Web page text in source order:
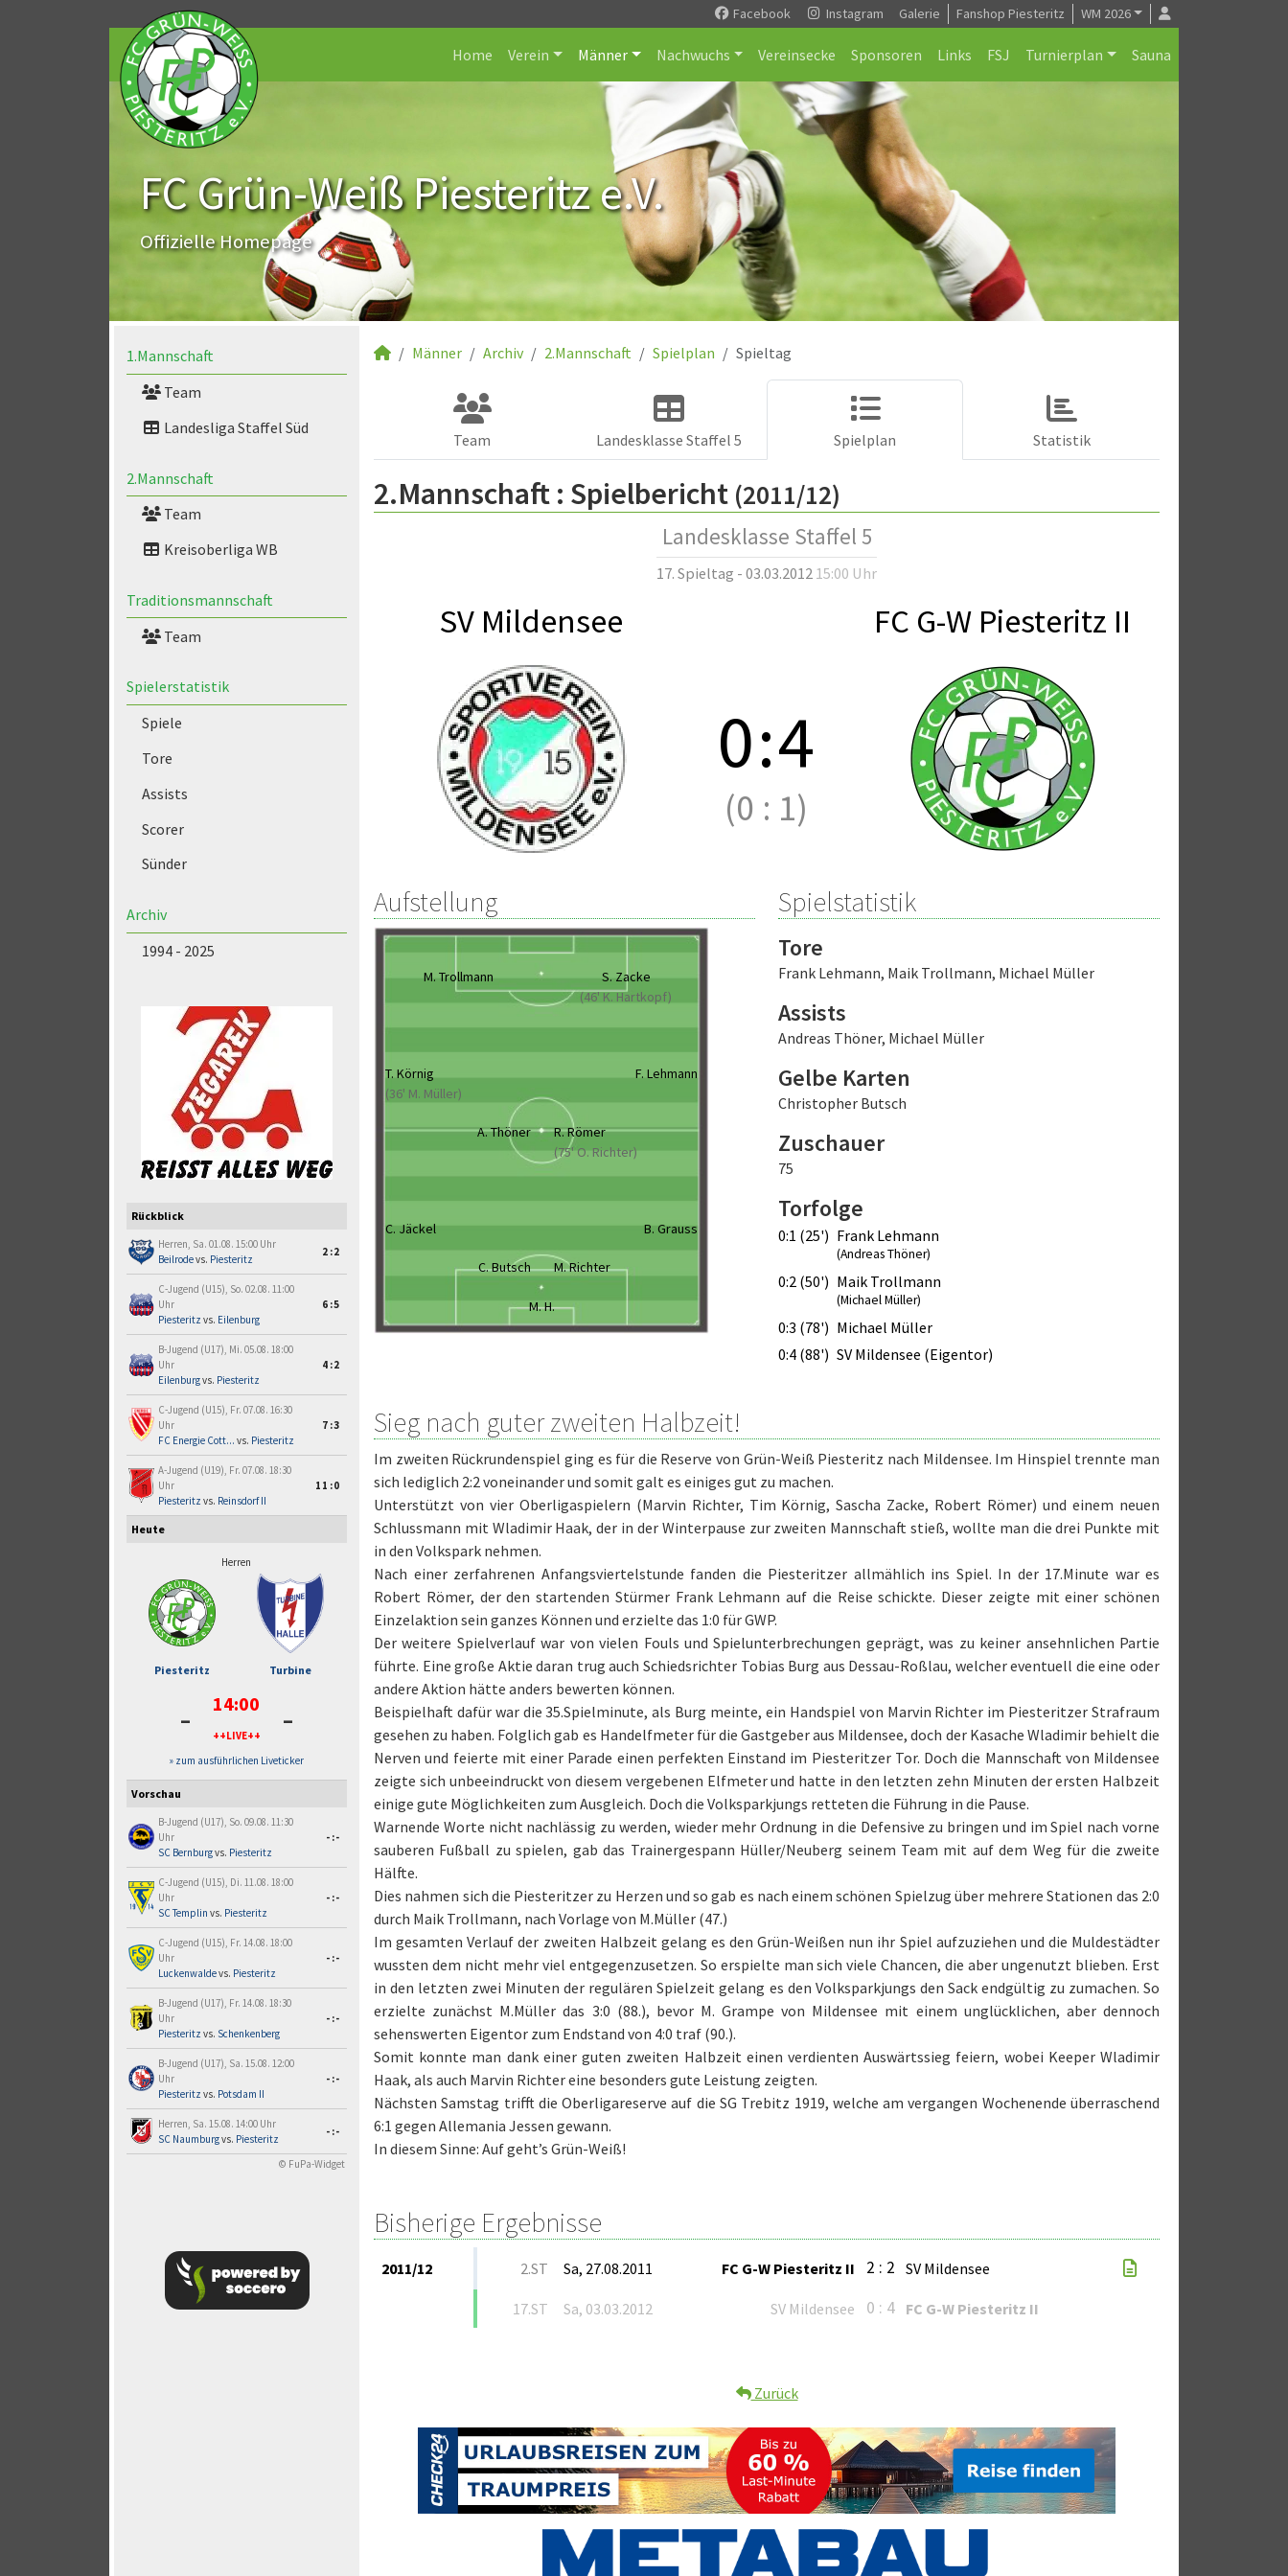
Facebook Instagram Galerie Fanshop Piesteritz WM 2026
Home Verein Männer Nachwuchs Vereinsecke Sponsoren Links FSJ Turnierplan Sauna
FC Grün-Weiß Piesteritz e.V.
Offizielle Homepage
1.Mannschaft
Team
Landesliga Staffel Süd
2.Mannschaft
Team
Kreisoberliga WB
Traditionsmannschaft
Team
Spielerstatistik
Spiele
Tore
Assists
Scorer
Sünder
Archiv
1994 - 2025
Rückblick
Herren, Sa. 01.08. 15:00 Uhr
Beilrodevs. Piesteritz
2:2
C-Jugend (U15), So. 02.08. 11:00
Uhr
Piesteritz vs. Eilenburg
6:5
B-Jugend (U17), Mi. 05.08. 18:00
Uhr
Eilenburgvs. Piesteritz
4:2
C-Jugend (U15), Fr. 07.08. 16:30
Uhr
FC Energie Cott... vs. Piesteritz
7:3
A-Jugend (U19), Fr. 07.08. 18:30
Uhr
Piesteritz vs. Reinsdorf II
11:0
Heute
Herren
Piesteritz Turbine
- 14:00
++LIVE++ -
» zum ausführlichen Liveticker
Vorschau
B-Jugend (U17), So. 09.08. 11:30
Uhr
SC Bernburgvs. Piesteritz
-:-
C-Jugend (U15), Di. 11.08. 18:00
Uhr
SC Templin vs. Piesteritz
-:-
C-Jugend (U15), Fr. 14.08. 18:00
Uhr
Luckenwaldevs. Piesteritz
-:-
B-Jugend (U17), Fr. 14.08. 18:30
Uhr
Piesteritz vs. Schenkenberg
-:-
B-Jugend (U17), Sa. 15.08. 12:00
Uhr
Piesteritz vs. Potsdam II
-:-
Herren, Sa. 15.08. 14:00 Uhr
SC Naumburgvs. Piesteritz
-:-
© FuPa-Widget
Männer Archiv 2.Mannschaft Spielplan Spieltag
Team Landesklasse Staffel 5 Spielplan Statistik
2.Mannschaft : Spielbericht (2011/12)
Landesklasse Staffel 5
17. Spieltag - 03.03.2012 15:00 Uhr
SV Mildensee FC G-W Piesteritz II
0:4
(0 : 1)
Aufstellung
M. Trollmann
S. Zacke
(46' K. Hartkopf)
T. Körnig
(36' M. Müller)
F. Lehmann
A. Thöner
R. Römer
(75' O. Richter)
C. Jäckel B. Grauss
C. Butsch M. Richter
M. H.
Spielstatistik
Tore
Frank Lehmann, Maik Trollmann, Michael Müller
Assists
Andreas Thöner, Michael Müller
Gelbe Karten
Christopher Butsch
Zuschauer
75
Torfolge
0:1 (25') Frank Lehmann
(Andreas Thöner)
0:2 (50') Maik Trollmann
(Michael Müller)
0:3 (78') Michael Müller
0:4 (88') SV Mildensee (Eigentor)
Sieg nach guter zweiten Halbzeit!
Im zweiten Rückrundenspiel ging es für die Reserve von Grün-Weiß Piesteritz nach Mildensee. Im Hinspiel trennte man
sich lediglich 2:2 voneinander und somit galt es einiges gut zu machen.
Unterstützt von vier Oberligaspielern (Marvin Richter, Tim Körnig, Sascha Zacke, Robert Römer) und einem neuen
Schlussmann mit Wladimir Haak, der in der Winterpause zur zweiten Mannschaft stieß, wollte man die drei Punkte mit
in den Volkspark nehmen.
Nach einer zerfahrenen Anfangsviertelstunde fanden die Piesteritzer allmählich ins Spiel. In der 17.Minute war es
Robert Römer, der den startenden Stürmer Frank Lehmann auf die Reise schickte. Dieser zeigte mit einer schönen
Einzelaktion sein ganzes Können und erzielte das 1:0 für GWP.
Der weitere Spielverlauf war von vielen Fouls und Spielunterbrechungen geprägt, was zu keiner ansehnlichen Partie
führte. Eine große Aktie daran trug auch Schiedsrichter Tobias Burg aus Dessau-Roßlau, welcher eventuell die eine oder
andere Aktion hätte anders bewerten können.
Beispielhaft dafür war die 35.Spielminute, als Burg meinte, ein Handspiel von Marvin Richter im Piesteritzer Strafraum
gesehen zu haben. Folglich gab es Handelfmeter für die Gastgeber aus Mildensee, doch der Kasache Wladimir behielt die
Nerven und feierte mit einer Parade einen perfekten Einstand im Piesteritzer Tor. Doch die Mannschaft von Mildensee
zeigte sich unbeeindruckt von diesem vergebenen Elfmeter und hatte in den letzten zehn Minuten der ersten Halbzeit
einige gute Möglichkeiten zum Ausgleich. Doch die Volksparkjungs retteten die Führung in die Pause.
Warnende Worte nicht nachlässig zu werden, wieder mehr Ordnung in die Defensive zu bringen und im Spiel nach vorne
sauberen Fußball zu spielen, gab das Trainergespann Hüller/Neuberg seinem Team mit auf dem Weg für die zweite
Hälfte.
Dies nahmen sich die Piesteritzer zu Herzen und so gab es nach einem schönen Spielzug über mehrere Stationen das 2:0
durch Maik Trollmann, nach Vorlage von M.Müller (47.)
Im gesamten Verlauf der zweiten Halbzeit gelang es den Grün-Weißen nun ihr Spiel aufzuziehen und die Muldestädter
wussten dem nicht mehr viel entgegenzusetzen. So erspielte man sich viele Chancen, die aber ungenutzt blieben. Erst
in den letzten zwei Minuten der regulären Spielzeit gelang es den Volksparkjungs den Sack endgültig zu zumachen. So
erzielte zunächst M.Müller das 3:0 (88.), bevor M. Grampe von Mildensee mit einem unglücklichen, aber dennoch
sehenswerten Eigentor zum Endstand von 4:0 traf (90.).
Somit konnte man dank einer guten zweiten Halbzeit einen verdienten Auswärtssieg feiern, wobei Keeper Wladimir
Haak, als auch Marvin Richter eine besonders gute Leistung zeigten.
Nächsten Samstag trifft die Oberligareserve auf die SG Trebitz 1919, welche am vergangen Wochenende überraschend
6:1 gegen Allemania Jessen gewann.
In diesem Sinne: Auf geht’s Grün-Weiß!
Bisherige Ergebnisse
2011/12 2.ST Sa, 27.08.2011 FC G-W Piesteritz II 2 : 2 SV Mildensee
17.ST Sa, 03.03.2012 SV Mildensee 0 : 4 FC G-W Piesteritz II
Zurück